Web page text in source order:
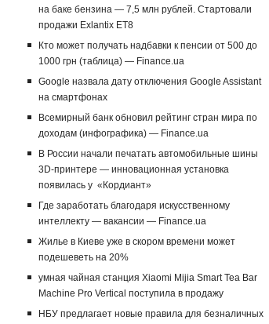
на баке бензина — 7,5 млн рублей. Стартовали
продажи Exlantix ET8
Кто может получать надбавки к пенсии от 500 до
1000 грн (таблица) — Finance.ua
Google назвала дату отключения Google Assistant
на смартфонах
Всемирный банк обновил рейтинг стран мира по
доходам (инфографика) — Finance.ua
В России начали печатать автомобильные шины
3D-принтере — инновационная установка
появилась у «Кордиант»
Где заработать благодаря искусственному
интеллекту — вакансии — Finance.ua
Жилье в Киеве уже в скором времени может
подешеветь на 20%
умная чайная станция Xiaomi Mijia Smart Tea Bar
Machine Pro Vertical поступила в продажу
НБУ предлагает новые правила для безналичных